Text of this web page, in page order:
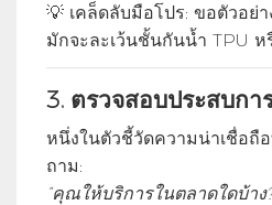
💡 เคล็ดลับมือโปร: ขอตัวอย่า
มักจะละเว้นชั้นกันน้ำ TPU ห
3. ตรวจสอบประสบก
หนึ่งในตัวชี้วัดความน่าเชื่อถื
ถาม:
“คุณให้บริการในตลาดใดบ้าง